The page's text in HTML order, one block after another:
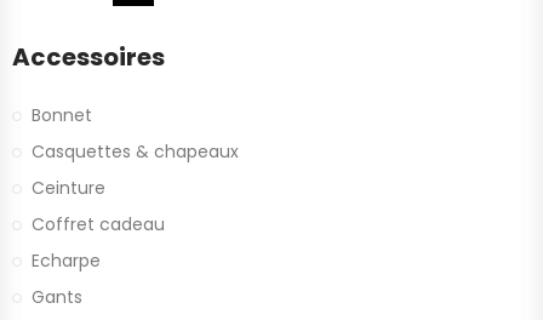
Accessoires
Bonnet
Casquettes & chapeaux
Ceinture
Coffret cadeau
Echarpe
Gants